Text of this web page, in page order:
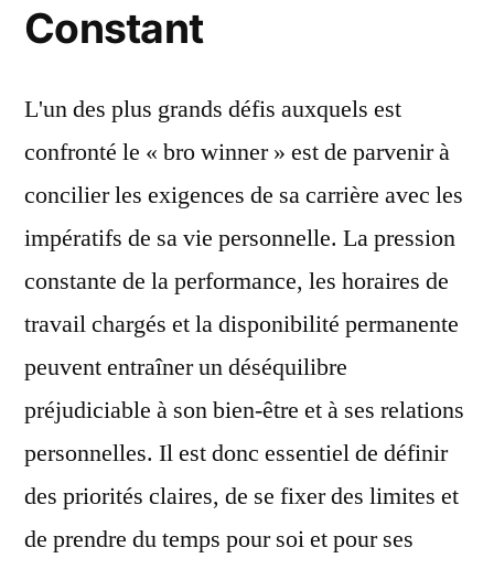
Constant
L'un des plus grands défis auxquels est
confronté le « bro winner » est de parvenir à
concilier les exigences de sa carrière avec les
impératifs de sa vie personnelle. La pression
constante de la performance, les horaires de
travail chargés et la disponibilité permanente
peuvent entraîner un déséquilibre
préjudiciable à son bien-être et à ses relations
personnelles. Il est donc essentiel de définir
des priorités claires, de se fixer des limites et
de prendre du temps pour soi et pour ses